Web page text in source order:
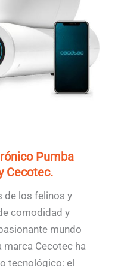
Pumba
Cecotec.
de los felinos y
comodidad y
mundo
marca Cecotec ha
tecnológico: el